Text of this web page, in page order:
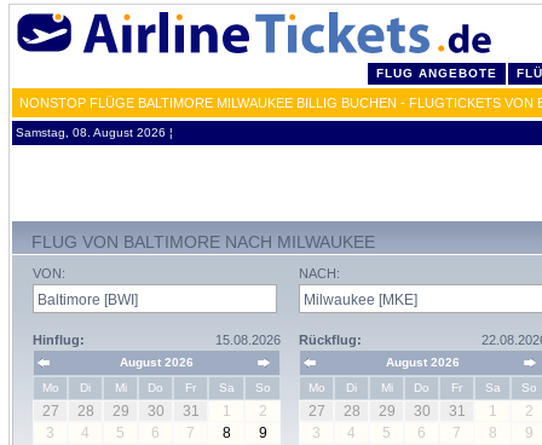
FLUG ANGEBOTE
NONSTOP FLÜGE BALTIMORE MILWAUKEE BILLIG BUCHEN - FLUGTICKETS VON
Samstag, 08. August 2026 ¦
FLUG VON BALTIMORE NACH MILWAUKEE
VON:
Hinflug: 15.08.2026
August 2026
Mo
Di Mi Do Fr Sa So
27 28 29 30 31 1
2
3
4 5 6 7 8
9
NACH:
Rückflug:
August 2026
Mo
Di Mi Do Fr Sa So
27 28 29 30 31 1
2
3
4 5 6 7 8
9